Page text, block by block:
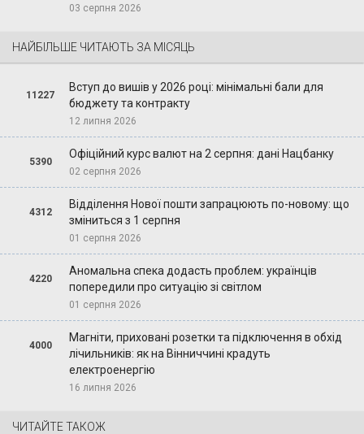
03 серпня 2026
НАЙБІЛЬШЕ ЧИТАЮТЬ ЗА МІСЯЦЬ
11227
Вступ до вишів у 2026 році: мінімальні бали для
бюджету та контракту
12 липня 2026
5390
Офіційний курс валют на 2 серпня: дані Нацбанку
02 серпня 2026
4312
Відділення Нової пошти запрацюють по-новому: що
зміниться з 1 серпня
01 серпня 2026
4220
Аномальна спека додасть проблем: українців
попередили про ситуацію зі світлом
01 серпня 2026
4000
Магніти, приховані розетки та підключення в обхід
лічильників: як на Вінниччині крадуть
електроенергію
16 липня 2026
ЧИТАЙТЕ ТАКОЖ